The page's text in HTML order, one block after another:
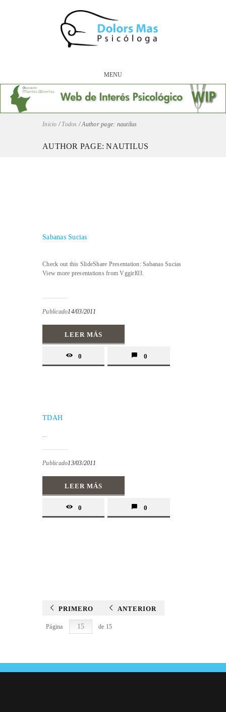
MENU
Inicio / Todos /Author page: nautilus
AUTHOR PAGE: NAUTILUS
Sabanas Sucias
Check out this SlideShare Presentation: Sabanas Sucias
View more presentations from Vggirl03.
Publicado14/03/2011
LEER MÁS
0 0
TDAH
...
Publicado13/03/2011
LEER MÁS
0 0
PRIMERO ANTERIOR
Página de 15